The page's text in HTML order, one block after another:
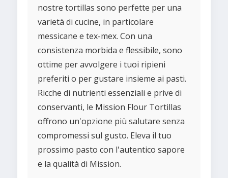
nostre tortillas sono perfette per una
varietà di cucine, in particolare
messicane e tex-mex. Con una
consistenza morbida e flessibile, sono
ottime per avvolgere i tuoi ripieni
preferiti o per gustare insieme ai pasti.
Ricche di nutrienti essenziali e prive di
conservanti, le Mission Flour Tortillas
offrono un'opzione più salutare senza
compromessi sul gusto. Eleva il tuo
prossimo pasto con l'autentico sapore
e la qualità di Mission.